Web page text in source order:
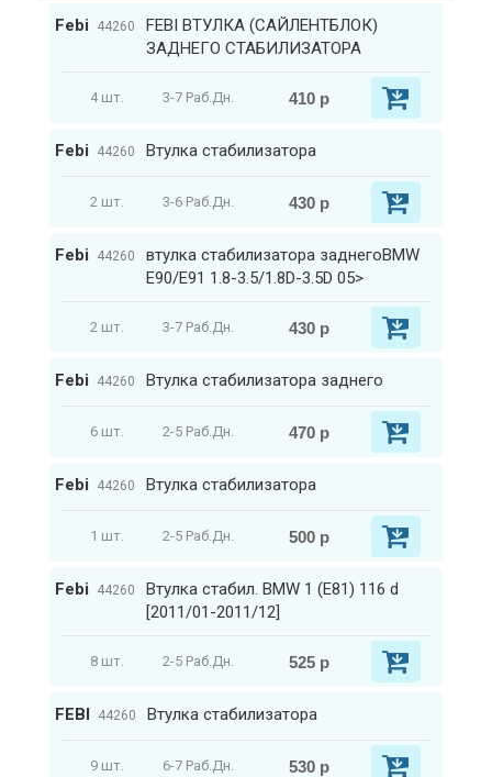
Febi 44260
FEBI ВТУЛКА (САЙЛЕНТБЛОК)
ЗАДНЕГО СТАБИЛИЗАТОРА
4 шт. 3-7 Раб.Дн. 410 р
Febi 44260 Втулка стабилизатора
2 шт. 3-6 Раб.Дн. 430 р
Febi 44260
втулка стабилизатора заднегоBMW
E90/E91 1.8-3.5/1.8D-3.5D 05>
2 шт. 3-7 Раб.Дн. 430 р
Febi 44260 Втулка стабилизатора заднего
6 шт. 2-5 Раб.Дн. 470 р
Febi 44260 Втулка стабилизатора
1 шт. 2-5 Раб.Дн. 500 р
Febi 44260
Втулка стабил. BMW 1 (E81) 116 d
[2011/01-2011/12]
8 шт. 2-5 Раб.Дн. 525 р
FEBI 44260 Втулка стабилизатора
9 шт. 6-7 Раб.Дн. 530 р